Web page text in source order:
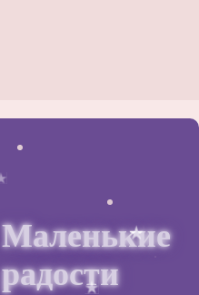
Маленькие
радости